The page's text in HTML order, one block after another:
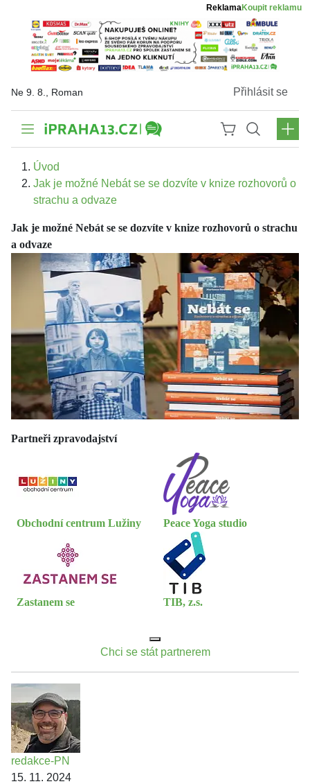
ReklamaKoupit reklamu
Ne 9. 8., Roman Přihlásit se
Úvod
Jak je možné Nebát se se dozvíte v knize rozhovorů o
strachu a odvaze
Jak je možné Nebát se se dozvíte v knize rozhovorů o strachu
a odvaze
Partneři zpravodajství
Obchodní centrum Lužiny Peace Yoga studio
Zastanem se TIB, z.s.
Chci se stát partnerem
redakce-PN
15. 11. 2024